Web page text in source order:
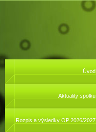
Úvod
Aktuality spolku
Rozpis a výsledky OP 2026/2027